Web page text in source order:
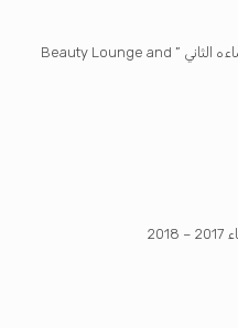
خبير التجميل ” وسام بن آغا ” يفتتح فضاءه الثاني ” Beauty Lounge and